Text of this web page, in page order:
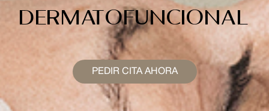
Dermatofuncional
PEDIR CITA AHORA